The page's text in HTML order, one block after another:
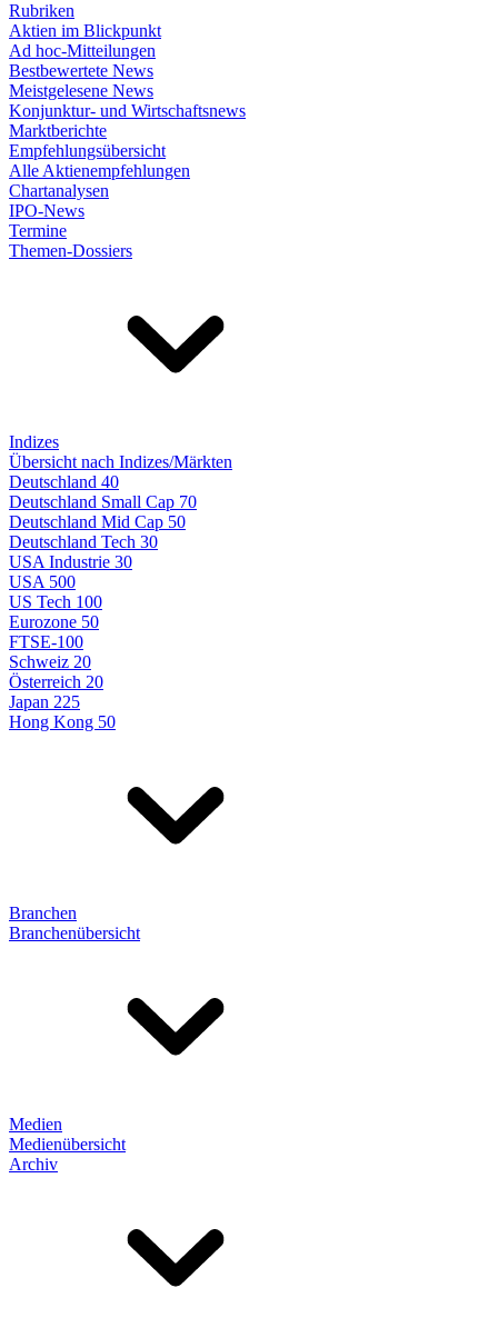
Rubriken
Aktien im Blickpunkt
Ad hoc-Mitteilungen
Bestbewertete News
Meistgelesene News
Konjunktur- und Wirtschaftsnews
Marktberichte
Empfehlungsübersicht
Alle Aktienempfehlungen
Chartanalysen
IPO-News
Termine
Themen-Dossiers
Indizes
Übersicht nach Indizes/Märkten
Deutschland 40
Deutschland Small Cap 70
Deutschland Mid Cap 50
Deutschland Tech 30
USA Industrie 30
USA 500
US Tech 100
Eurozone 50
FTSE-100
Schweiz 20
Österreich 20
Japan 225
Hong Kong 50
Branchen
Branchenübersicht
Medien
Medienübersicht
Archiv